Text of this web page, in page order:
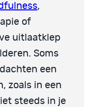
,
of
uitlaatklep
Soms
een
zoals in een
steeds in je